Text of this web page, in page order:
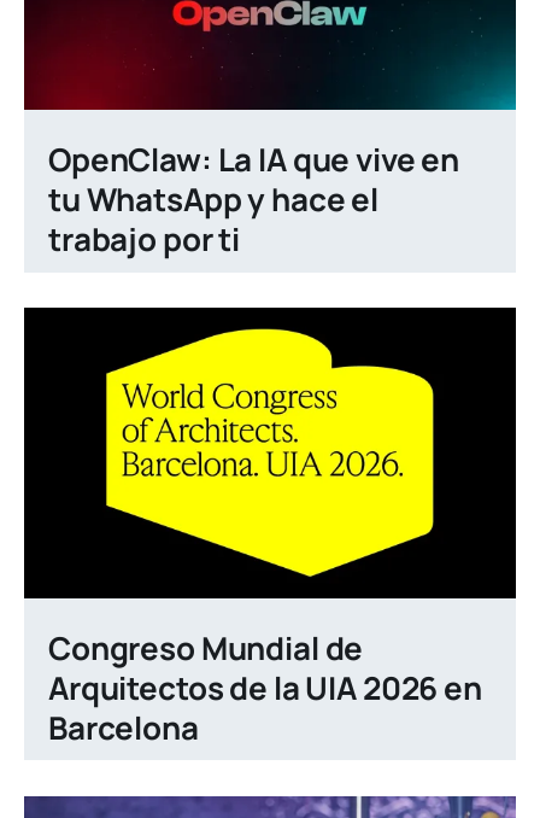
OpenClaw: La IA que vive en
tu WhatsApp y hace el
trabajo por ti
Congreso Mundial de
Arquitectos de la UIA 2026 en
Barcelona